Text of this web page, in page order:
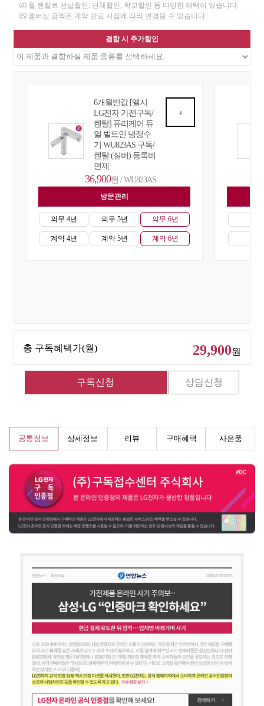
⑷ 월 렌탈료 선납할인, 단체할인, 학교할인 등 다양한 혜택이 있습니다.
⑸ 맴버십 금액은 계약 만료 시점에 따라 변경될 수 있습니다.
결합 시 추가할인
6개월반값 [엘지
LG전자 가전구독/
렌탈] 퓨리케어 듀
얼 빌트인 냉정수
기 WU823AS 구독/
렌탈 (실버) 등록비
면제
+
36,900원 / WU823AS
방문관리
의무 4년
계약 4년
의무 5년
계약 5년
의무 6년
계약 6년
총 구독혜택가(월) 29,900원
공통정보 상세정보 리뷰 구매혜택 사은품